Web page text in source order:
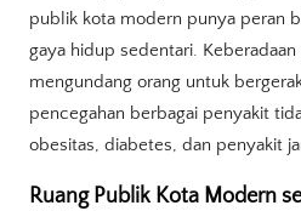
publik kota modern punya peran
gaya hidup sedentari.
mengundang orang untuk
pencegahan berbagai penyakit
obesitas, diabetes, dan penyakit
Ruang Publik Kota Modern